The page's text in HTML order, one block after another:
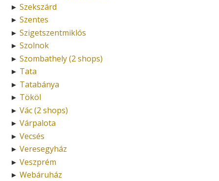
► Szekszárd
► Szentes
► Szigetszentmiklós
► Szolnok
► Szombathely (2 shops)
► Tata
► Tatabánya
► Tököl
► Vác (2 shops)
► Várpalota
► Vecsés
► Veresegyház
► Veszprém
► Webáruház